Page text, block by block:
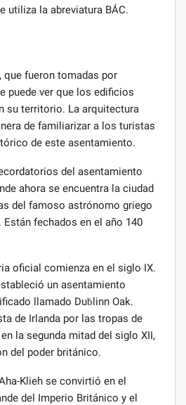
utiliza la abreviatura BÁC.
que fueron tomadas por
puede ver que los edificios
su territorio. La arquitectura
de familiarizar a los turistas
de este asentamiento.
del asentamiento
ahora se encuentra la ciudad
del famoso astrónomo griego
fechados en el año 140
oficial comienza en el siglo IX.
un asentamiento
llamado Duḃlinn Oak.
de Irlanda por las tropas de
la segunda mitad del siglo XII,
del poder británico.
Klieh se convirtió en el
del Imperio Británico y el